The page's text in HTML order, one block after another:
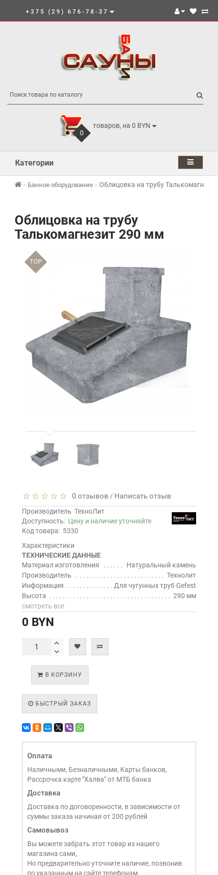
+375 (29) 676-78-37
0
товаров, на 0 BYN
Категории
Банное оборудование Облицовка на трубу
Облицовка на трубу
Талькомагнезит 290 мм
TOP
0 отзывов / Написать отзыв
Производитель ТехноЛит
Доступность: Цену и наличие уточняйте
Код товара: 5330
Характеристики
ТЕХНИЧЕСКИЕ ДАННЫЕ
Материал изготовления
Натуральный камень
Производитель
Технолит
Информация
Для чугунных труб Gefest
Высота
290 мм
смотреть все
0 BYN
В КОРЗИНУ
БЫСТРЫЙ ЗАКАЗ
Оплата
Наличными, Безналичными, Карты банков,
Рассрочка карте "Халва" от МТБ банка
Доставка
Доставка по договоренности, в зависимости от
суммы заказа начиная от 200 рублей
Самовывоз
Вы можете забрать этот товар из нашего
магазина сами,
Но предварительно уточните наличие, позвонив
по указанным на сайте телефонам